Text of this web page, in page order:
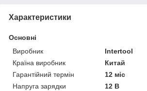
Характеристики
Основні
Виробник
Intertool
Країна виробник
Китай
Гарантійний термін
12 міс
Напруга зарядки
12 В